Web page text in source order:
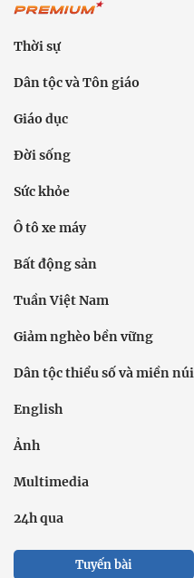
Thời sự
Dân tộc và Tôn giáo
Giáo dục
Đời sống
Sức khỏe
Ô tô xe máy
Bất động sản
Tuần Việt Nam
Giảm nghèo bền vững
Dân tộc thiểu số và miền núi
English
Ảnh
Multimedia
24h qua
Tuyến bài